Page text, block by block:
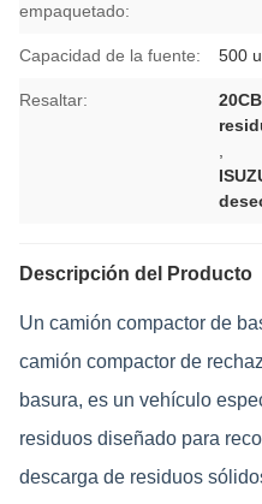
empaquetado:
Capacidad de la fuente: 500
Resaltar:
Descripción del Producto
Un camión compactor de
camión compactor de
basura, es un vehículo
residuos diseñado para
descarga de residuos